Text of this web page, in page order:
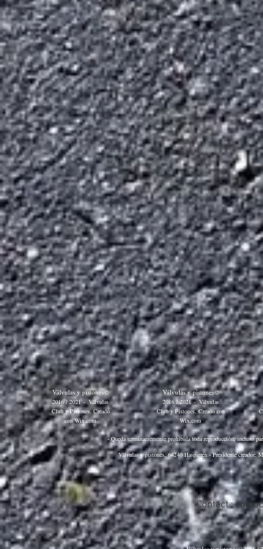
Válvulas y pistones©
2016 / 2021 - Válvulas
Club y Pistones. Creado
conWix.com
Válvulas y pistones©
2016 / 2021 - Válvulas
Club y Pistones. Creado con
Wix.com
- Queda terminantemente prohibida toda reproducción, incluso
Válvulas y pistones, 64240 Hasparren - Presidente creador:
Contact :